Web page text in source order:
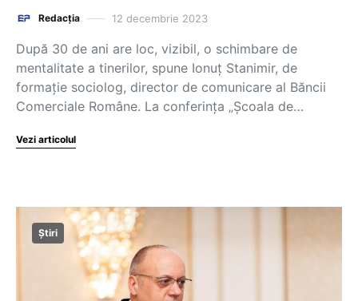
Redacția 12 decembrie 2023
După 30 de ani are loc, vizibil, o schimbare de
mentalitate a tinerilor, spune Ionuț Stanimir, de
formație sociolog, director de comunicare al Băncii
Comerciale Române. La conferința „Școala de…
Vezi articolul
Știri